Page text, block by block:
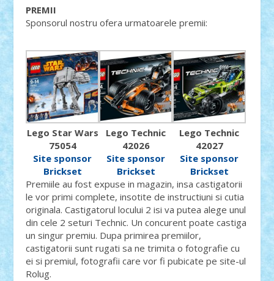
PREMII
Sponsorul nostru ofera urmatoarele premii:
Lego Star Wars
75054
Site sponsor
Brickset
Lego Technic
42026
Site sponsor
Brickset
Lego Technic
42027
Site sponsor
Brickset
Premiile au fost expuse in magazin, insa castigatorii
le vor primi complete, insotite de instructiuni si cutia
originala. Castigatorul locului 2 isi va putea alege unul
din cele 2 seturi Technic. Un concurent poate castiga
un singur premiu. Dupa primirea premiilor,
castigatorii sunt rugati sa ne trimita o fotografie cu
ei si premiul, fotografii care vor fi pubicate pe site-ul
Rolug.